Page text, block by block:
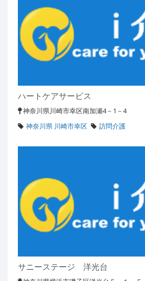
ハートケアサービス
神奈川県川崎市幸区南加瀬4－1－4
神奈川県 川崎市幸区
訪問介護
サニーステージ 洋光台